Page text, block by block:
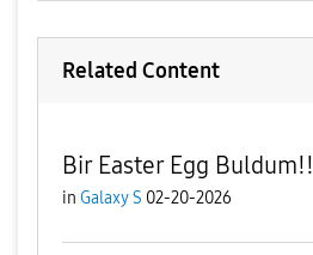
Related Content
Bir Easter Egg Buldum!!
in Galaxy S 02-20-2026